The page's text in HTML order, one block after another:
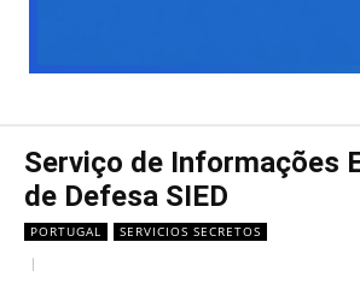
Serviço de Informações
de Defesa SIED
PORTUGAL SERVICIOS SECRETOS